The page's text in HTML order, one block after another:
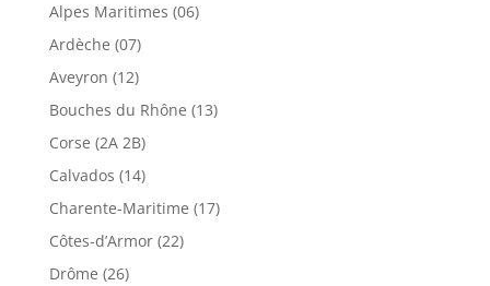
Alpes Maritimes (06)
Ardèche (07)
Aveyron (12)
Bouches du Rhône (13)
Corse (2A 2B)
Calvados (14)
Charente-Maritime (17)
Côtes-d’Armor (22)
Drôme (26)